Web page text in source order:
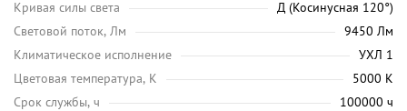
Кривая силы света
Д (Косинусная 120°)
Световой поток, Лм
9450 Лм
Климатическое исполнение
УХЛ 1
Цветовая температура, K
5000 K
Срок службы, ч
100000 ч